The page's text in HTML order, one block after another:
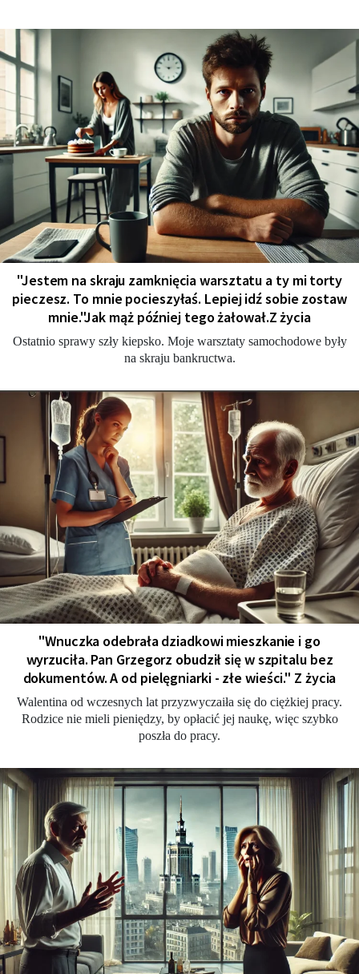
"Jestem na skraju zamknięcia warsztatu a ty mi torty
pieczesz. To mnie pocieszyłaś. Lepiej idź sobie zostaw
mnie."Jak mąż później tego żałował.Z życia
Ostatnio sprawy szły kiepsko. Moje warsztaty samochodowe były
na skraju bankructwa.
"Wnuczka odebrała dziadkowi mieszkanie i go
wyrzuciła. Pan Grzegorz obudził się w szpitalu bez
dokumentów. A od pielęgniarki - złe wieści." Z życia
Walentina od wczesnych lat przyzwyczaiła się do ciężkiej pracy.
Rodzice nie mieli pieniędzy, by opłacić jej naukę, więc szybko
poszła do pracy.